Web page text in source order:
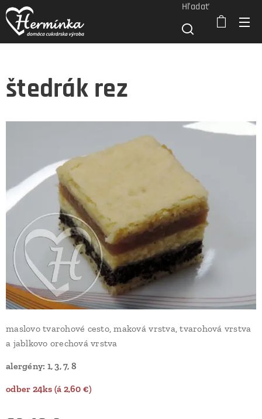
Hľadať
štedrák rez
maslovo tvarohové cesto, maková vrstva, tvarohová vrstva
a jablkovo orechová vrstva
alergény: 1, 3, 7, 8
odber 24ks (á 2,60 €)